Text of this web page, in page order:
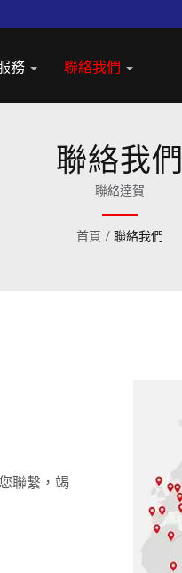
務 聯絡我們
聯絡我們
聯絡達賀
首頁 / 聯絡我們
聯繫，竭